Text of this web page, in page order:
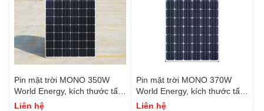
Pin mặt trời MONO 350W
World Energy, kích thước tấm
pin 1956*992*40
Liên hệ
Pin mặt trời MONO 370W
World Energy, kích thước tấm
pin 1956*992*40
Liên hệ